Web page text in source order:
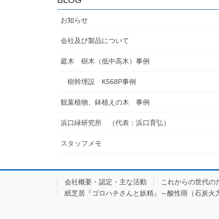
お知らせ
会社及び製品について
庭木 樹木（低中高木）事例
樹幹埋設 K568P事例
観葉植物、鉢植えの木 事例
浜口緑研究所 （代表：浜口育弘）
スタッフメモ
会社概要・認定・主な活動
これからの世代の
紙芝居『ゴロハチさんと妖精』～酸性雨（石炭火